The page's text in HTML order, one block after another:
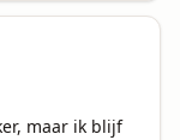
maar ik blijf